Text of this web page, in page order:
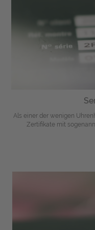
Als einer der wenigen
Zertifikate mit